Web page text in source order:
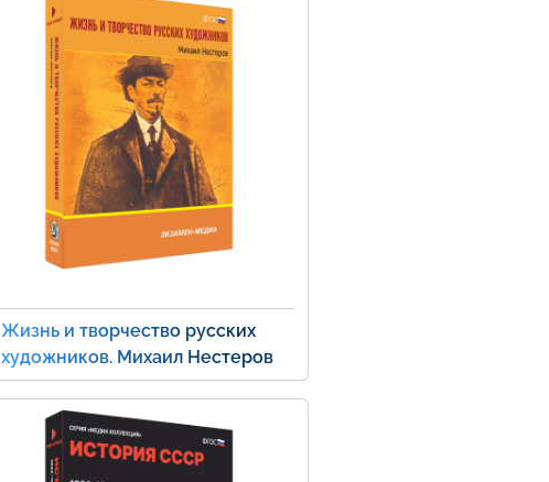
Жизнь и творчество русских
художников. Михаил Нестеров